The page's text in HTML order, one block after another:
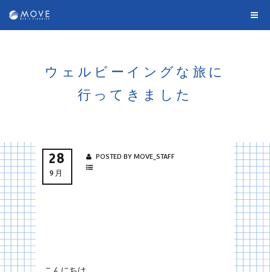
ウェルビーイングな旅に
行ってきました
28
9月
POSTED BY MOVE_STAFF